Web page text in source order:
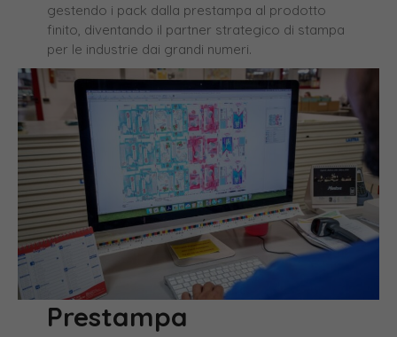
gestendo i pack dalla prestampa al prodotto
finito, diventando il partner strategico di stampa
per le industrie dai grandi numeri.
Prestampa